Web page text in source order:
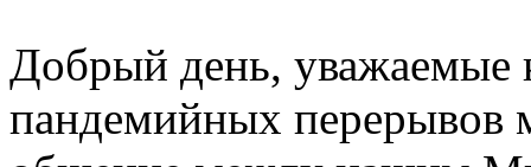
Добрый день, уважаемые
пандемийных перерывов